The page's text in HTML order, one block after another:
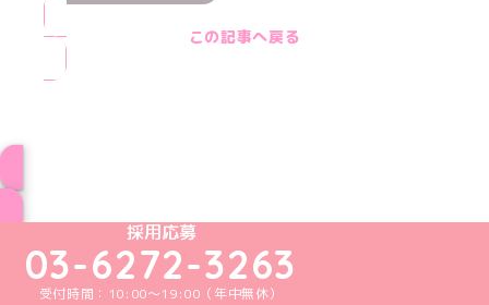
この記事へ戻る
めいどりーみんTikTok公式アカウント
めいどりーみんX公式アカウント
めいどりーみんInstagram公式アカウント
めいどりーみんFacebook公式アカウン
めいどりーみんYouTube公式アカ
採用応募
03-6272-3263
受付時間：10:00～19:00（年中無休）